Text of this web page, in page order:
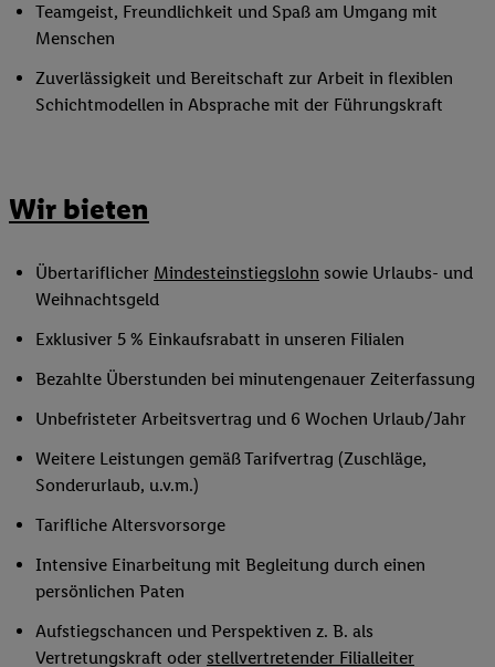
Teamgeist, Freundlichkeit und Spaß am Umgang mit
Menschen
Zuverlässigkeit und Bereitschaft zur Arbeit in flexiblen
Schichtmodellen in Absprache mit der Führungskraft
Wir bieten
Übertariflicher Mindesteinstiegslohn sowie Urlaubs- und
Weihnachtsgeld
Exklusiver 5 % Einkaufsrabatt in unseren Filialen
Bezahlte Überstunden bei minutengenauer Zeiterfassung
Unbefristeter Arbeitsvertrag und 6 Wochen Urlaub/Jahr
Weitere Leistungen gemäß Tarifvertrag (Zuschläge,
Sonderurlaub, u.v.m.)
Tarifliche Altersvorsorge
Intensive Einarbeitung mit Begleitung durch einen
persönlichen Paten
Aufstiegschancen und Perspektiven z. B. als
Vertretungskraft oder stellvertretender Filialleiter